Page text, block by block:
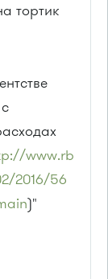
тортик
www.rb
2016/56
)"